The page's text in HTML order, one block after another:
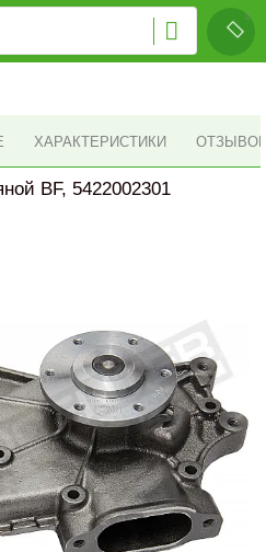
ХАРАКТЕРИСТИКИ ОТЗЫВОВ
BF, 5422002301